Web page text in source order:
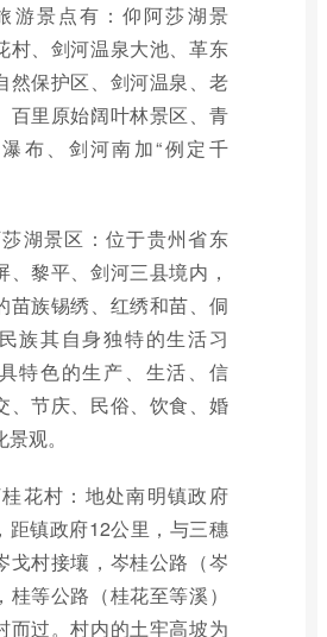
游景点有：仰阿莎湖景
村、剑河温泉大池、革东
然保护区、剑河温泉、老
百里原始阔叶林景区、青
布、剑河南加“例定千
湖景区：位于贵州省东
、黎平、剑河三县境内，
苗族锡绣、红绣和苗、侗
族其自身独特的生活习
特色的生产、生活、信
、节庆、民俗、饮食、婚
观。
花村：地处南明镇政府
距镇政府12公里，与三穗
戈村接壤，岑桂公路（岑
桂等公路（桂花至等溪）
而过。村内的土牢高坡为